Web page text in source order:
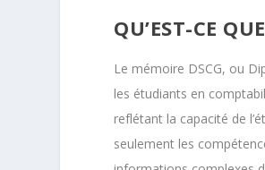
QU’EST-CE
Le mémoire DSCG, ou
les étudiants en
reflétant la capacité de
seulement les